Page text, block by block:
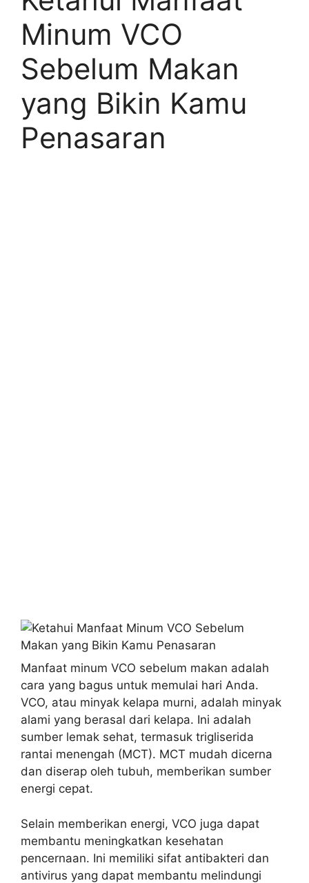
Minum VCO
Sebelum Makan
yang Bikin Kamu
Penasaran
Manfaat minum VCO sebelum makan adalah
cara yang bagus untuk memulai hari Anda.
VCO, atau minyak kelapa murni, adalah minyak
alami yang berasal dari kelapa. Ini adalah
sumber lemak sehat, termasuk trigliserida
rantai menengah (MCT). MCT mudah dicerna
dan diserap oleh tubuh, memberikan sumber
energi cepat.
Selain memberikan energi, VCO juga dapat
membantu meningkatkan kesehatan
pencernaan. Ini memiliki sifat antibakteri dan
antivirus yang dapat membantu melindungi